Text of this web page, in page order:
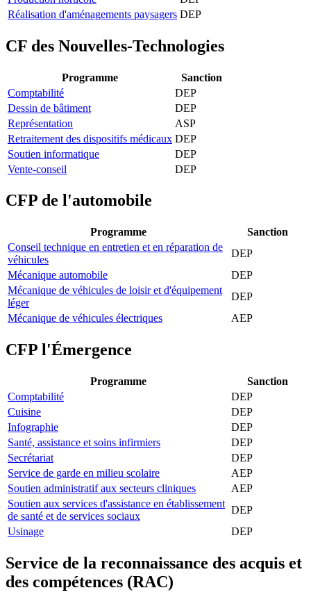
Réalisation d'aménagements paysagers DEP
CF des Nouvelles-Technologies
Programme
Sanction
Comptabilité
DEP
Dessin de bâtiment
DEP
Représentation
ASP
Retraitement des dispositifs médicaux DEP
Soutien informatique
DEP
Vente-conseil
DEP
CFP de l'automobile
Programme
Sanction
Conseil technique en entretien et en réparation de
véhicules
DEP
Mécanique automobile
DEP
Mécanique de véhicules de loisir et d'équipement
léger
DEP
Mécanique de véhicules électriques
AEP
CFP l'Émergence
Programme
Sanction
Comptabilité
DEP
Cuisine
DEP
Infographie
DEP
Santé, assistance et soins infirmiers
DEP
Secrétariat
DEP
Service de garde en milieu scolaire
AEP
Soutien administratif aux secteurs cliniques
AEP
Soutien aux services d'assistance en établissement
de santé et de services sociaux
DEP
Usinage
DEP
Service de la reconnaissance des acquis et
des compétences (RAC)